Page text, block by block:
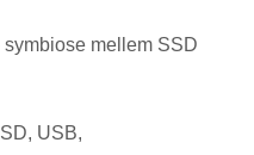
mellem SSD
USB,